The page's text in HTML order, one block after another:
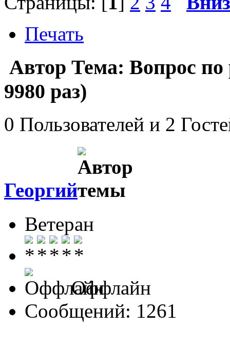
Печать
Автор Тема: Вопрос
9980 раз)
0 Пользователей и 2
Георгий
Ветеран
Оффлайн
Сообщений: 1261